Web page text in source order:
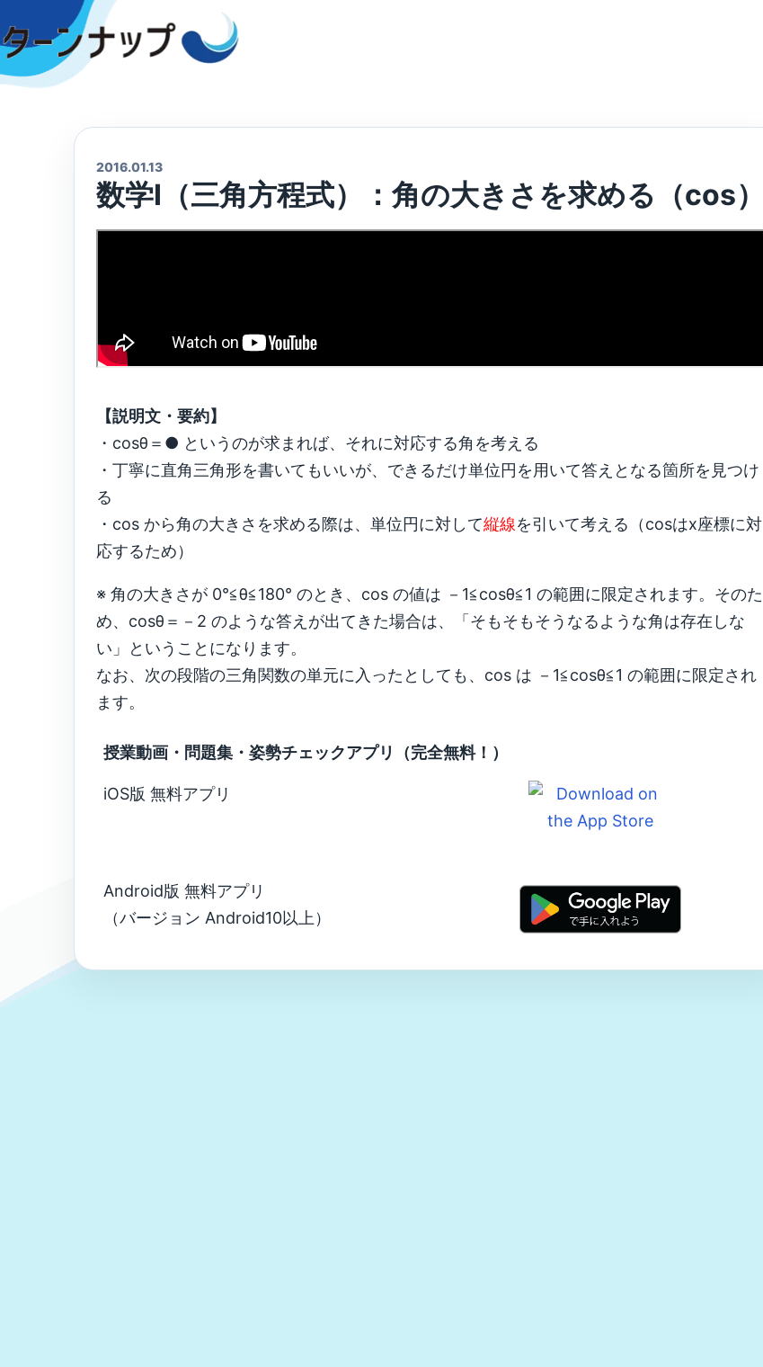
to
content
2016.01.13
数学Ⅰ（三角方程式）：角の大きさを求める（cos）
【説明文・要約】
・cosθ＝● というのが求まれば、それに対応する角を考える
・丁寧に直角三角形を書いてもいいが、できるだけ単位円を用いて答えとなる箇所を見つけ
る
・cos から角の大きさを求める際は、単位円に対して縦線を引いて考える（cosはx座標に対
応するため）
※ 角の大きさが 0°≦θ≦180° のとき、cos の値は －1≦cosθ≦1 の範囲に限定されます。そのた
め、cosθ＝－2 のような答えが出てきた場合は、「そもそもそうなるような角は存在しな
い」ということになります。
なお、次の段階の三角関数の単元に入ったとしても、cos は －1≦cosθ≦1 の範囲に限定され
ます。
授業動画・問題集・姿勢チェックアプリ（完全無料！）
iOS版 無料アプリ
Android版 無料アプリ
（バージョン Android10以上）